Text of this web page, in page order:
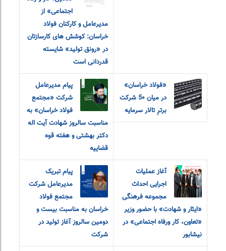
اجتماعی» از
مدیرعامل و کارکنان فولاد
خراسان: کوشش های کارسازتان
در «رونق تولید» شایسته
قدردانی است
«فولاد خراسان»
در میان 5۰ شرکت
برترِ تالار سرمایه
پیام مدیرعامل
شرکت «مجتمع
فولاد خراسان» به
مناسبت سالروز شهادت آیت اله
دکتر بهشتی و هفته قوه
قضاییه
آغاز عملیات
اجرایی احداث
مجموعه فرهنگی
«ایثار و شهادت» با حضور وزیر
«تعاون، کار و‌رفاه اجتماعی» در
نیشابور
پیام تبریک
مدیرعامل شرکت
مجتمع فولاد
خراسان به مناسبت بیست و
دومین سالروز آغاز تولید در
شرکت